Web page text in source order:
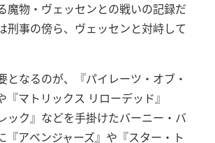
魔物・ヴェッセンとの戦いの記録だ
刑事の傍ら、ヴェッセンと対峙して
となるのが、『パイレーツ・オブ・
『マトリックス リローデッド』
ック』などを手掛けたバーニー・バ
『アベンジャーズ』や『スター・ト